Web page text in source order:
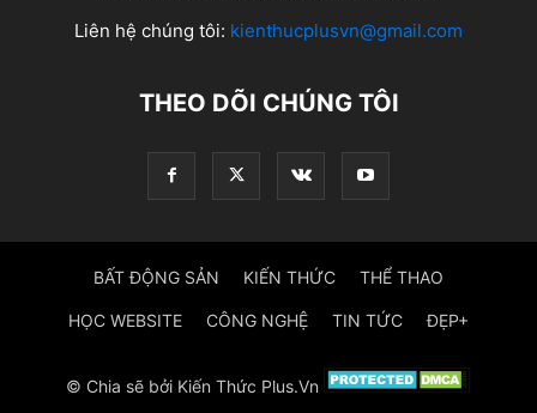
Liên hệ chúng tôi: kienthucplusvn@gmail.com
THEO DÕI CHÚNG TÔI
BẤT ĐỘNG SẢN KIẾN THỨC THỂ THAO
HỌC WEBSITE CÔNG NGHỆ TIN TỨC ĐẸP+
© Chia sẽ bởi Kiến Thức Plus.Vn